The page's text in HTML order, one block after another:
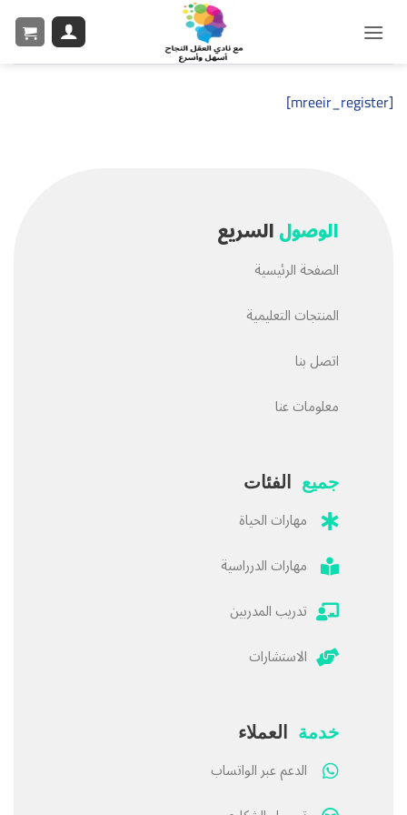
[mreeir_register]
الوصولالسريع
الصفحة الرئيسية
المنتجات التعليمية
اتصل بنا
معلومات عنا
جميع الفئات
مهارات الحياة
مهارات الدرراسية
تدريب المدربين
الاستشارات
خدمة العملاء
الدعم عبر الواتساب